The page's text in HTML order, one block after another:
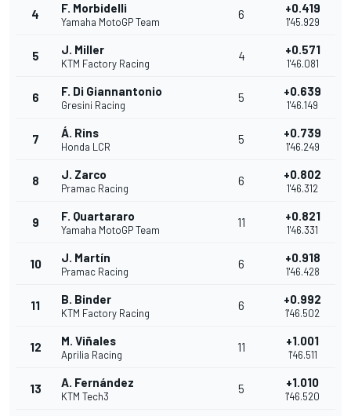
4 F. Morbidelli
Yamaha MotoGP Team
6 +0.419
1'45.929
5 J. Miller
KTM Factory Racing
4 +0.571
1'46.081
6 F. Di Giannantonio
Gresini Racing
5 +0.639
1'46.149
7 Á. Rins
Honda LCR
5 +0.739
1'46.249
8 J. Zarco
Pramac Racing
6 +0.802
1'46.312
9 F. Quartararo
Yamaha MotoGP Team
11 +0.821
1'46.331
10 J. Martín
Pramac Racing
6 +0.918
1'46.428
11 B. Binder
KTM Factory Racing
6 +0.992
1'46.502
12 M. Viñales
Aprilia Racing
11 +1.001
1'46.511
13 A. Fernández
KTM Tech3
5 +1.010
1'46.520